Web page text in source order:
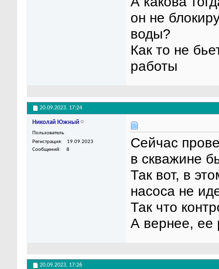
он не
воды?
Как то не
работы
20.09.2023, 17:24
Николай Южный
Пользователь
Регистрация
19.09.2023
Сообщений
8
Сейчас
в скважине
Так вот, в
насоса не
Так что
А вернее, ее
20.09.2023, 17:26